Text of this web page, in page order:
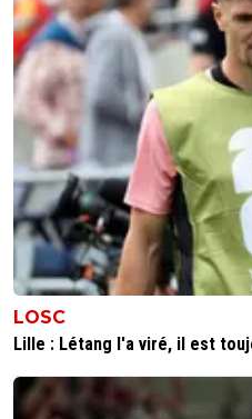
LOSC
Lille : Létang l'a viré, il est